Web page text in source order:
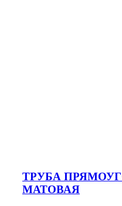
ТРУБА
МАТОВАЯ